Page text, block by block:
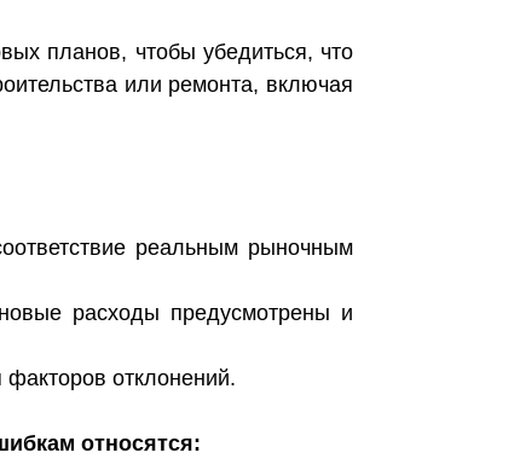
планов, чтобы убедиться, что
или ремонта, включая
реальным рыночным
расходы предусмотрены и
отклонений.
относятся: